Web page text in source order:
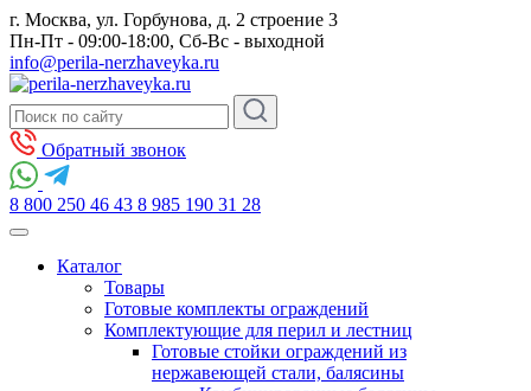
г. Москва, ул. Горбунова, д. 2 строение 3
Пн-Пт - 09:00-18:00, Сб-Вс - выходной
info@perila-nerzhaveyka.ru
Обратный звонок
8 800 250 46 43 8 985 190 31 28
Каталог
Товары
Готовые комплекты ограждений
Комплектующие для перил и лестниц
Готовые стойки ограждений из
нержавеющей стали, балясины